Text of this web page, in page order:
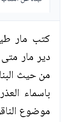
كتب مار
دير مار
من حيث
باسماء
موضوع